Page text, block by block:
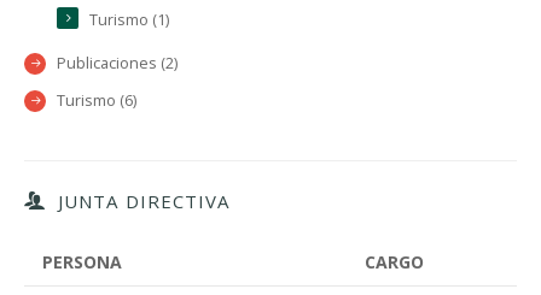
Turismo (1)
Publicaciones (2)
Turismo (6)
JUNTA DIRECTIVA
PERSONA CARGO